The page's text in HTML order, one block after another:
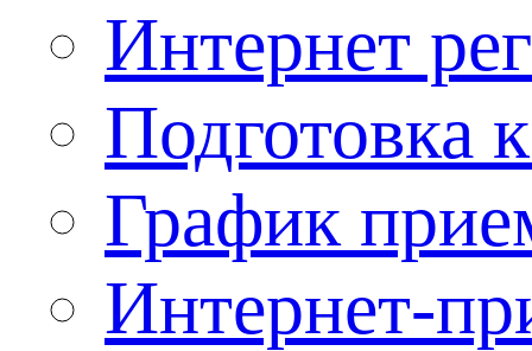
Интернет
Подготовка
График
Интернет-